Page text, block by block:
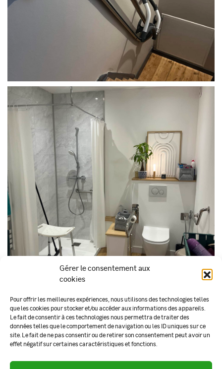
Gérer le consentement aux
cookies
Pour offrir les meilleures expériences, nous utilisons des technologies telles
que les cookies pour stocker et/ou accéder aux informations des appareils.
Le fait de consentir à ces technologies nous permettra de traiter des
données telles que le comportement de navigation ou les ID uniques sur ce
site. Le fait de ne pas consentir ou de retirer son consentement peut avoir un
effet négatif sur certaines caractéristiques et fonctions.
Retour à la liste